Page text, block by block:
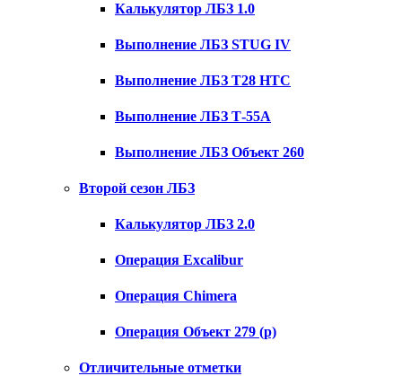
Калькулятор ЛБЗ 1.0
Выполнение ЛБЗ STUG IV
Выполнение ЛБЗ T28 HTC
Выполнение ЛБЗ Т-55А
Выполнение ЛБЗ Объект 260
Второй сезон ЛБЗ
Калькулятор ЛБЗ 2.0
Операция Excalibur
Операция Chimera
Операция Объект 279 (р)
Отличительные отметки